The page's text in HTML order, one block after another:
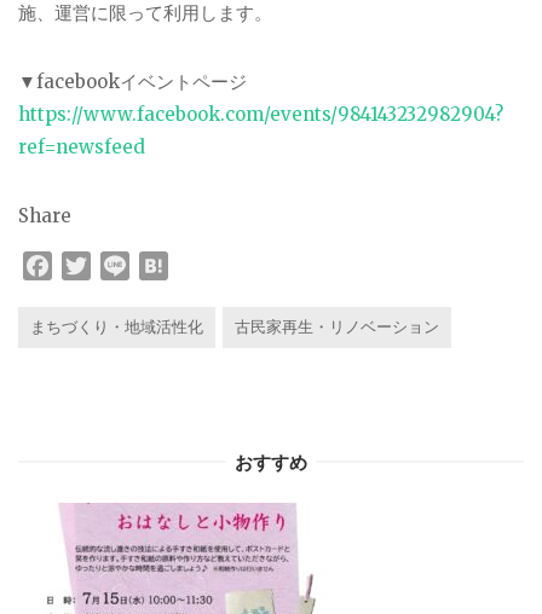
施、運営に限って利用します。
▼facebookイベントページ
https://www.facebook.com/events/984143232982904?
ref=newsfeed
Share
c
T
i
n
t
まちづくり・地域活性化 古民家再生・リノベーション
おすすめ